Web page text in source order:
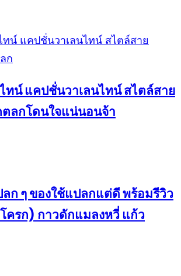
ทน์ แคปชั่นวาเลนไทน์ สไตล์สาย
ตลกโดนใจแน่นอนจ้า
ก ๆ ของใช้แปลกแต่ดี พร้อมรีวิว
ครก) กาวดักแมลงหวี่ แก้ว